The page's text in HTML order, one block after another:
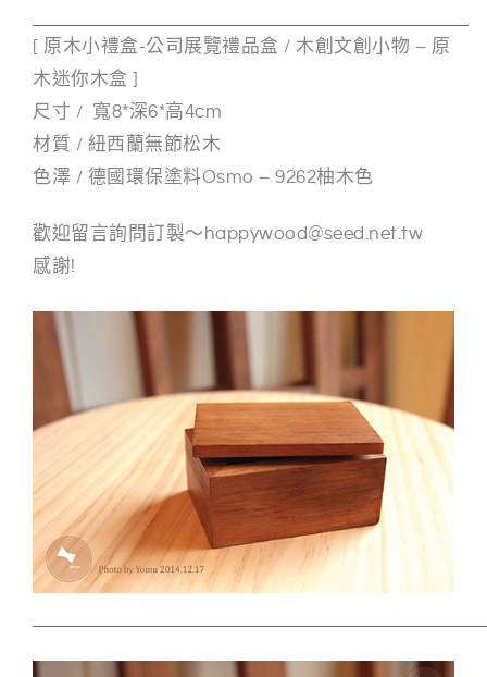
[ 原木小禮盒-公司展覽禮品盒 / 木創文創小物 – 原
木迷你木盒 ]
尺寸 / 寬8*深6*高4cm
材質 / 紐西蘭無節松木
色澤 / 德國環保塗料Osmo – 9262柚木色
歡迎留言詢問訂製～happywood@seed.net.tw
感謝!